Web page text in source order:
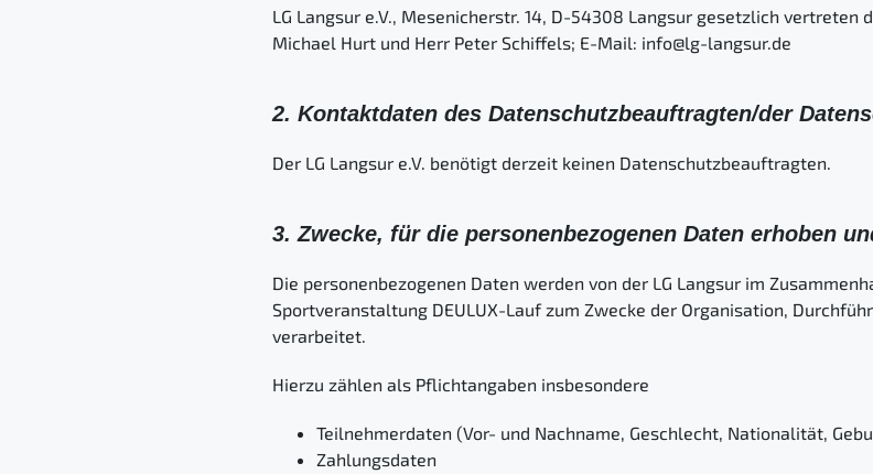
LG Langsur e.V., Mesenicherstr. 14, D-54308 Langsur gesetzlich vertreten
Michael Hurt und Herr Peter Schiffels; E-Mail: info@lg-langsur.de
2. Kontaktdaten des Datenschutzbeauftragten/der
Der LG Langsur e.V. benötigt derzeit keinen Datenschutzbeauftragten.
3. Zwecke, für die personenbezogenen Daten erhoben
Die personenbezogenen Daten werden von der LG Langsur im
Sportveranstaltung DEULUX-Lauf zum Zwecke der Organisation,
verarbeitet.
Hierzu zählen als Pflichtangaben insbesondere
Teilnehmerdaten (Vor- und Nachname, Geschlecht, Nationalität,
Zahlungsdaten